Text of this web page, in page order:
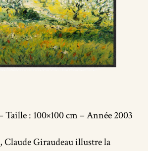
: 100×100 cm – Année 2003
Claude Giraudeau illustre la